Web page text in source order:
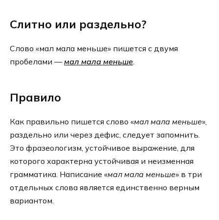
Слитно или раздельно?
Слово «мал мала меньше» пишется с двумя
пробелами —мал мала меньше
Правило
Как правильно пишется слово «мал мала меньше»,
раздельно или через дефис, следует запомнить.
Это фразеологизм, устойчивое выражение, для
которого характерна устойчивая и неизменная
грамматика. Написание «мал мала меньше» в три
отдельных слова является единственно верным
вариантом.